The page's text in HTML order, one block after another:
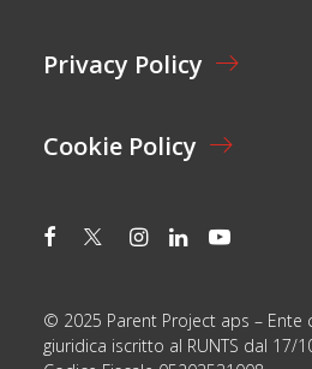
Privacy Policy
Cookie Policy
© 2025 Parent Project aps – Ente
giuridica iscritto al RUNTS dal 17/